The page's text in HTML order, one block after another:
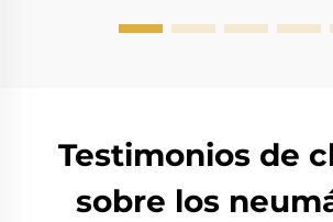
Testimonios de
sobre los